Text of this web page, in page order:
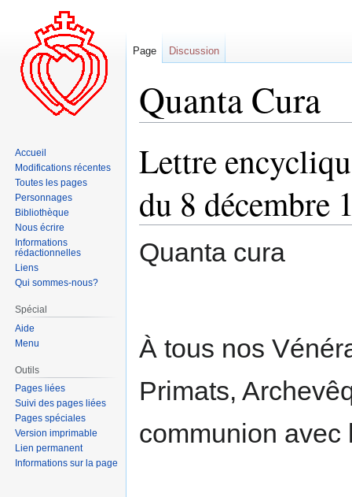
Quanta Cura
navigation
recherche
Lettre
du 8 décembre
Quanta cura
À tous nos
Primats,
communion avec
Page Discussion
Accueil
Modifications récentes
Toutes les pages
Personnages
Bibliothèque
Nous écrire
Informations
rédactionnelles
Liens
Qui sommes-nous?
Spécial
Aide
Menu
Outils
Pages liées
Suivi des pages liées
Pages spéciales
Version imprimable
Lien permanent
Informations sur la page